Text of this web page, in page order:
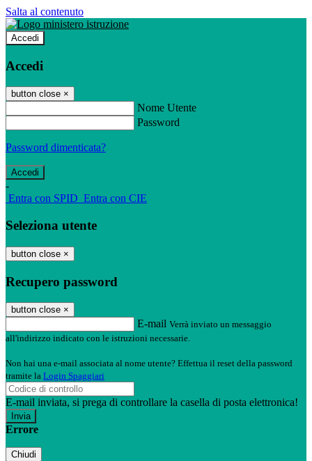
Salta al contenuto
Accedi
Accedi
button close ×
Nome Utente
Password
Password dimenticata?
-
Entra con SPID Entra con CIE
Seleziona utente
button close ×
Recupero password
button close ×
E-mail Verrà inviato un messaggio
all'indirizzo indicato con le istruzioni necessarie.
Non hai una e-mail associata al nome utente? Effettua il reset della password
tramite la Login Spaggiari
E-mail inviata, si prega di controllare la casella di posta elettronica!
Errore
Chiudi